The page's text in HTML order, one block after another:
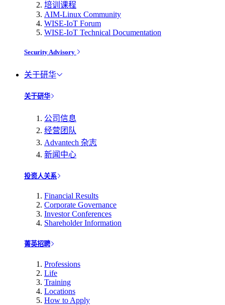
培训课程
AIM-Linux Community
WISE-IoT Forum
WISE-IoT Technical Documentation
Security Advisory
关于研华
关于研华
公司信息
经营团队
Advantech 杂志
新闻中心
投资人关系
Financial Results
Corporate Governance
Investor Conferences
Shareholder Information
菁英招聘
Professions
Life
Training
Locations
How to Apply